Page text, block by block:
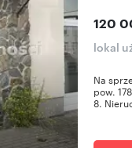
120
lokal
Na
pow.
8.